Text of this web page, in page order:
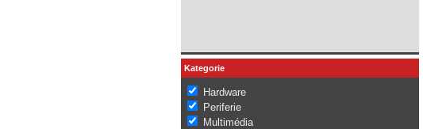
Kategorie
Hardware
Periferie
Multimédia